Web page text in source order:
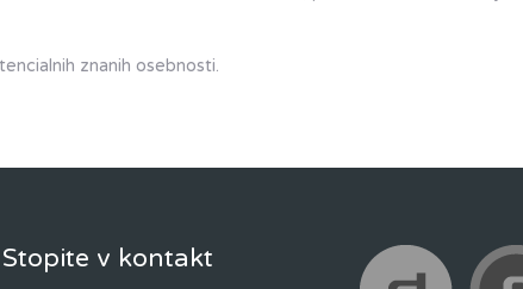
znanih osebnosti.
Stopite v kontakt